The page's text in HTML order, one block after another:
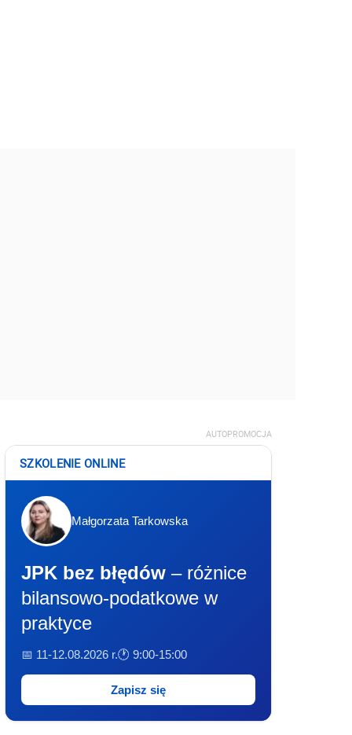
AUTOPROMOCJA
SZKOLENIE ONLINE
Małgorzata Tarkowska
JPK bez błędów – różnice
bilansowo-podatkowe w
praktyce
📅 11-12.08.2026 r.🕐 9:00-15:00
Zapisz się